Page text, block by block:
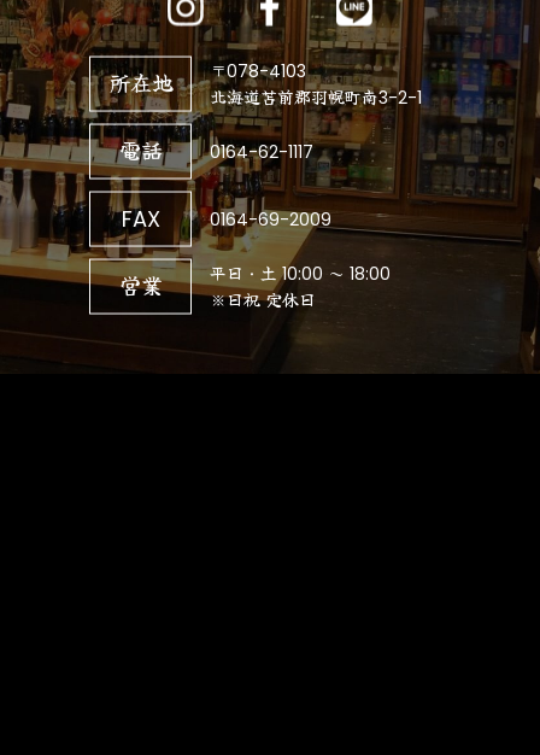
所在地
〒078-4103
北海道苫前郡羽幌町南3-2-1
電話 0164-62-1117
FAX 0164-69-2009
営業
平日・土 10:00 ～ 18:00
※日祝 定休日